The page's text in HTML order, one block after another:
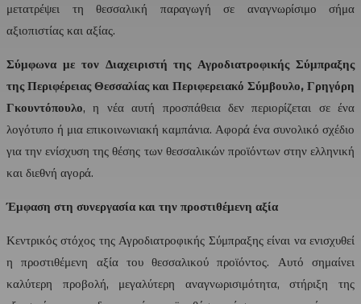
μετατρέψει τη θεσσαλική παραγωγή σε αναγνωρίσιμο σήμα
αξιοπιστίας και αξίας.
Σύμφωνα με τον Διαχειριστή της Αγροδιατροφικής Σύμπραξης
της Περιφέρειας Θεσσαλίας και Περιφερειακό Σύμβουλο, Γρηγόρη
Γκουντόπουλο, η νέα αυτή προσπάθεια δεν περιορίζεται σε ένα
λογότυπο ή μια επικοινωνιακή καμπάνια. Αφορά ένα συνολικό σχέδιο
για την ενίσχυση της θέσης των θεσσαλικών προϊόντων στην ελληνική
και διεθνή αγορά.
Έμφαση στη συνεργασία και την προστιθέμενη αξία
Κεντρικός στόχος της Αγροδιατροφικής Σύμπραξης είναι να ενισχυθεί
η προστιθέμενη αξία του θεσσαλικού προϊόντος. Αυτό σημαίνει
καλύτερη προβολή, μεγαλύτερη αναγνωρισιμότητα, στήριξη της